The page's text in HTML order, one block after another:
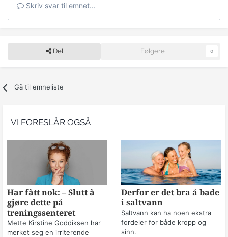
Skriv svar til emnet...
Del Følgere 0
Gå til emneliste
VI FORESLÅR OGSÅ
Har fått nok: – Slutt å
gjøre dette på
treningssenteret
Mette Kirstine Goddiksen har
merket seg en irriterende
Derfor er det bra å bade
i saltvann
Saltvann kan ha noen ekstra
fordeler for både kropp og
sinn.